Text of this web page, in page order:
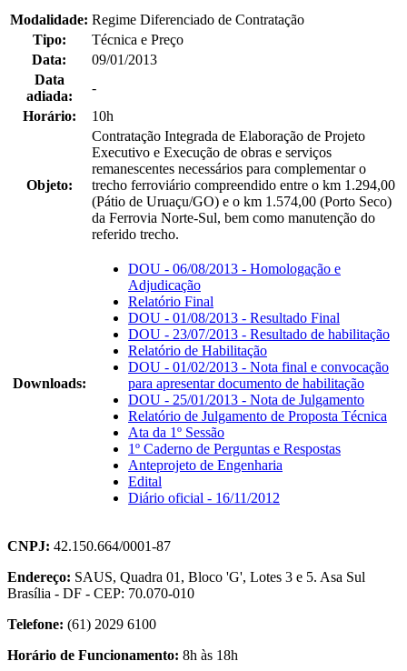
Modalidade: Regime Diferenciado de Contratação
Tipo:
Técnica e Preço
Data:
09/01/2013
Data
adiada:
-
Horário:
10h
Objeto:
Contratação Integrada de Elaboração de Projeto
Executivo e Execução de obras e serviços
remanescentes necessários para complementar o
trecho ferroviário compreendido entre o km 1.294,00
(Pátio de Uruaçu/GO) e o km 1.574,00 (Porto Seco)
da Ferrovia Norte-Sul, bem como manutenção do
referido trecho.
Downloads:
DOU - 06/08/2013 - Homologação e
Adjudicação
Relatório Final
DOU - 01/08/2013 - Resultado Final
DOU - 23/07/2013 - Resultado de habilitação
Relatório de Habilitação
DOU - 01/02/2013 - Nota final e convocação
para apresentar documento de habilitação
DOU - 25/01/2013 - Nota de Julgamento
Relatório de Julgamento de Proposta Técnica
Ata da 1º Sessão
1º Caderno de Perguntas e Respostas
Anteprojeto de Engenharia
Edital
Diário oficial - 16/11/2012
CNPJ: 42.150.664/0001-87
Endereço: SAUS, Quadra 01, Bloco 'G', Lotes 3 e 5. Asa Sul
Brasília - DF - CEP: 70.070-010
Telefone: (61) 2029 6100
Horário de Funcionamento: 8h às 18h